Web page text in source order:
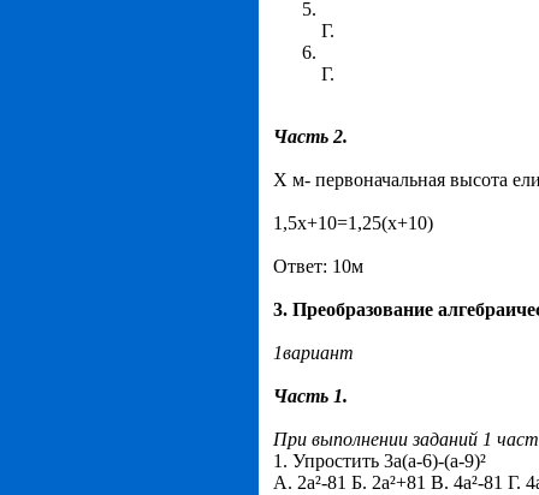
Г.
Г.
Часть 2.
Х м- первоначальная высота
1,5х+10=1,25(х+10)
Ответ: 10м
3. Преобразование
1вариант
Часть 1.
При выполнении заданий 1
1. Упростить 3а(а-6)-(а-9)²
А. 2а²-81 Б. 2а²+81 В. 4а²-81 Г.